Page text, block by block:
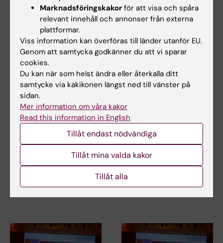
Relaterade artiklar
3 jul 2026
CLINTEC-professor
internationellt
hederspris
gastroenterologi och
3 jul 2026
CLINTEC-professor
tilldelas
internationellt
hederspris
Matthias Löhr, professor i
Marknadsföringskakor för att visa och spåra
relevant innehåll och annonser från externa
plattformar.
Viss information kan överföras till länder utanför EU.
Genom att samtycka godkänner du att vi sparar
cookies.
Du kan när som helst ändra eller återkalla ditt
samtycke via kakikonen längst ned till vänster på
sidan.
Mer information om våra kakor
Read this information in English
Tillåt endast nödvändiga
Tillåt mina valda kakor
Tillåt alla